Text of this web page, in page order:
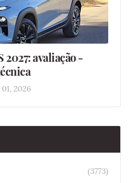
2027: avaliação -
2026
(3773)